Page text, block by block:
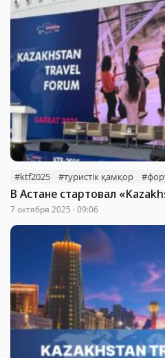
#ktf2025 #туристік қамқор
В Астане стартовал
7 октября 2025 · 09:06